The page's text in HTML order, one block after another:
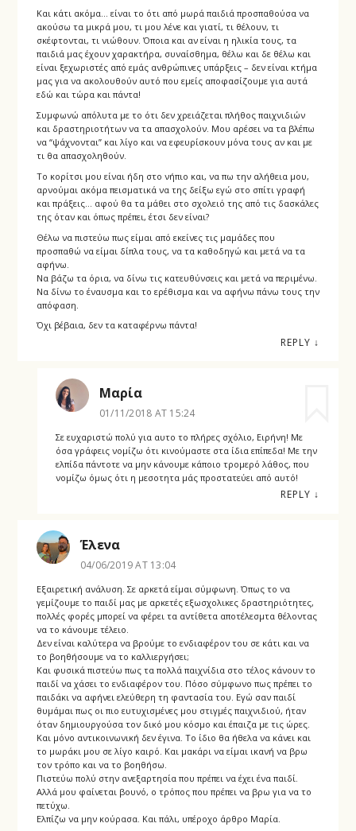
Και κάτι ακόμα… είναι το ότι από μωρά παιδιά προσπαθούσα να
ακούσω τα μικρά μου, τι μου λένε και γιατί, τι θέλουν, τι
σκέφτονται, τι νιώθουν. Όποια και αν είναι η ηλικία τους, τα
παιδιά μας έχουν χαρακτήρα, συναίσθημα, θέλω και δε θέλω και
είναι ξεχωριστές από εμάς ανθρώπινες υπάρξεις – δεν είναι κτήμα
μας για να ακολουθούν αυτό που εμείς αποφασίζουμε για αυτά
εδώ και τώρα και πάντα!
Συμφωνώ απόλυτα με το ότι δεν χρειάζεται πλήθος παιχνιδιών
και δραστηριοτήτων να τα απασχολούν. Μου αρέσει να τα βλέπω
να “ψάχνονται” και λίγο και να εφευρίσκουν μόνα τους αν και με
τι θα απασχοληθούν.
Το κορίτσι μου είναι ήδη στο νήπιο και, να πω την αλήθεια μου,
αρνούμαι ακόμα πεισματικά να της δείξω εγώ στο σπίτι γραφή
και πράξεις… αφού θα τα μάθει στο σχολειό της από τις δασκάλες
της όταν και όπως πρέπει, έτσι δεν είναι?
Θέλω να πιστεύω πως είμαι από εκείνες τις μαμάδες που
προσπαθώ να είμαι δίπλα τους, να τα καθοδηγώ και μετά να τα
αφήνω.
Να βάζω τα όρια, να δίνω τις κατευθύνσεις και μετά να περιμένω.
Να δίνω το έναυσμα και το ερέθισμα και να αφήνω πάνω τους την
απόφαση.
Όχι βέβαια, δεν τα καταφέρνω πάντα!
REPLY ↓
Μαρία
01/11/2018 AT 15:24
Σε ευχαριστώ πολύ για αυτο το πλήρες σχόλιο, Ειρήνη! Με
όσα γράφεις νομίζω ότι κινούμαστε στα ίδια επίπεδα! Με την
ελπίδα πάντοτε να μην κάνουμε κάποιο τρομερό λάθος, που
νομίζω όμως ότι η μεσοτητα μάς προστατεύει από αυτό!
REPLY ↓
Έλενα
04/06/2019 AT 13:04
Εξαιρετική ανάλυση. Σε αρκετά είμαι σύμφωνη. Όπως το να
γεμίζουμε το παιδί μας με αρκετές εξωσχολικες δραστηριότητες,
πολλές φορές μπορεί να φέρει τα αντίθετα αποτέλεσμτα θέλοντας
να το κάνουμε τέλειο.
Δεν είναι καλύτερα να βρούμε το ενδιαφέρον του σε κάτι και να
το βοηθήσουμε να το καλλιεργήσει;
Και φυσικά πιστεύω πως τα πολλά παιχνίδια στο τέλος κάνουν το
παιδί να χάσει το ενδιαφέρον του. Πόσο σύμφωνο πως πρέπει το
παιδάκι να αφήνει ελεύθερη τη φαντασία του. Εγώ σαν παιδί
θυμάμαι πως οι πιο ευτυχισμένες μου στιγμές παιχνιδιού, ήταν
όταν δημιουργούσα τον δικό μου κόσμο και έπαιζα με τις ώρες.
Και μόνο αντικοινωνική δεν έγινα. Το ίδιο θα ήθελα να κάνει και
το μωράκι μου σε λίγο καιρό. Και μακάρι να είμαι ικανή να βρω
τον τρόπο και να το βοηθήσω.
Πιστεύω πολύ στην ανεξαρτησία που πρέπει να έχει ένα παιδί.
Αλλά μου φαίνεται βουνό, ο τρόπος που πρέπει να βρω για να το
πετύχω.
Ελπίζω να μην κούρασα. Και πάλι, υπέροχο άρθρο Μαρία.